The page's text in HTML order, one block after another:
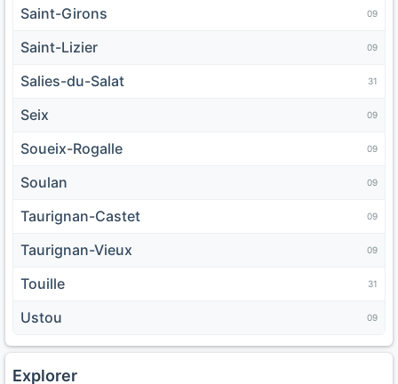
Saint-Girons 09
Saint-Lizier 09
Salies-du-Salat 31
Seix 09
Soueix-Rogalle 09
Soulan 09
Taurignan-Castet 09
Taurignan-Vieux 09
Touille 31
Ustou 09
Explorer